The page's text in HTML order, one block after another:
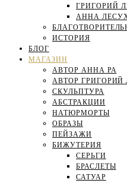
ГРИГОРИЙ
АННА
ИСТОРИЯ
БЛОГ
МАГАЗИН
АВТОР АННА РА
АВТОР ГРИГОРИЙ
СКУЛЬПТУРА
АБСТРАКЦИИ
НАТЮРМОРТЫ
ОБРАЗЫ
ПЕЙЗАЖИ
БИЖУТЕРИЯ
СЕРЬГИ
БРАСЛЕТЫ
САТУАР